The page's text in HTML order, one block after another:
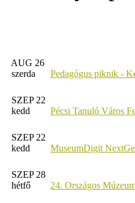
AUG 26
szerda
Pedagógus piknik -
SZEP 22
kedd
Pécsi Tanuló Város
SZEP 22
kedd
MuseumDigit
SZEP 28
hétfő
24. Országos